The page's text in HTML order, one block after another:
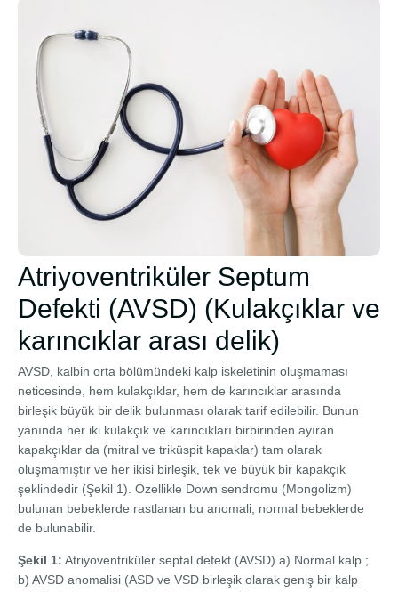
Atriyoventriküler Septum
Defekti (AVSD) (Kulakçıklar ve
karıncıklar arası delik)
AVSD, kalbin orta bölümündeki kalp iskeletinin oluşmaması
neticesinde, hem kulakçıklar, hem de karıncıklar arasında
birleşik büyük bir delik bulunması olarak tarif edilebilir. Bunun
yanında her iki kulakçık ve karıncıkları birbirinden ayıran
kapakçıklar da (mitral ve triküspit kapaklar) tam olarak
oluşmamıştır ve her ikisi birleşik, tek ve büyük bir kapakçık
şeklindedir (Şekil 1). Özellikle Down sendromu (Mongolizm)
bulunan bebeklerde rastlanan bu anomali, normal bebeklerde
de bulunabilir.
Şekil 1: Atriyoventriküler septal defekt (AVSD) a) Normal kalp ;
b) AVSD anomalisi (ASD ve VSD birleşik olarak geniş bir kalp